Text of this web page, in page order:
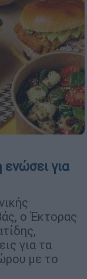
για
ο Έκτορας
για τα
με το